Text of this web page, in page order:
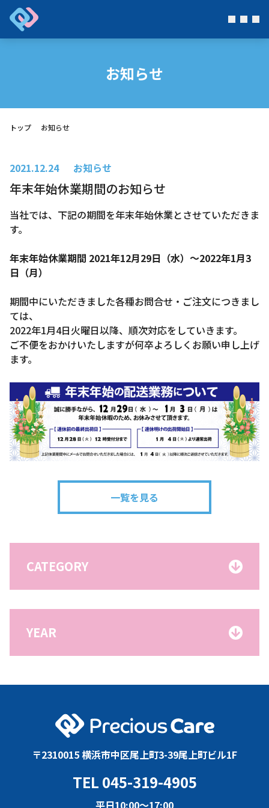
お知らせ
トップ お知らせ
2021.12.24 お知らせ
年末年始休業期間のお知らせ
当社では、下記の期間を年末年始休業とさせていただきま
す。
年末年始休業期間 2021年12月29日（水）～2022年1月3
日（月）
期間中にいただきました各種お問合せ・ご注文につきまし
ては、
2022年1月4日火曜日以降、順次対応をしていきます。
ご不便をおかけいたしますが何卒よろしくお願い申し上げ
ます。
一覧を見る
CATEGORY
YEAR
〒2310015 横浜市中区尾上町3-39尾上町ビル1F
TEL 045-319-4905
平日10:00〜17:00